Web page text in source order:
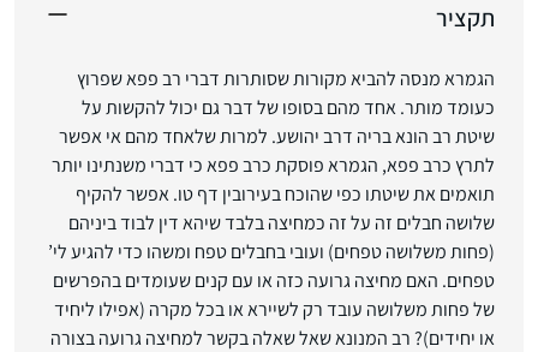
תקציר
הגמרא מנסה להביא מקורות שסותרות דברי רב פפא שפרוץ
כעומד מותר. אחד מהם בסופו של דבר גם יכול להקשות על
שיטת רב הונא בריה דרב יהושע. למרות שלאחד מהם אי אפשר
לתרץ כרב פפא, הגמרא פוסקת כרב פפא כי דברי משנתינו יותר
תואמים את שיטתו כפי שהוכח בעירובין דף טו. אפשר להקיף
שלושה חבלים זה על זה כמחיצה בלבד שיהא דין לבוד ביניהם
(פחות משלושה טפחים) ועובי בחבלים טפח ומשהו כדי להגיע לי’
טפחים. האם מחיצה גרועה כזה או עם קנים שעומדים בהפרשים
של פחות משלושה עובד רק לשיירא או בכל מקרה (אפילו ליחיד
או יחידים)? רב המנונא שאל שאלה בקשר למחיצה גרועה בצורה